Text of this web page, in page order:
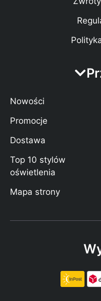
Nowości
Promocje
Dostawa
Top 10 stylów
oświetlenia
Mapa strony